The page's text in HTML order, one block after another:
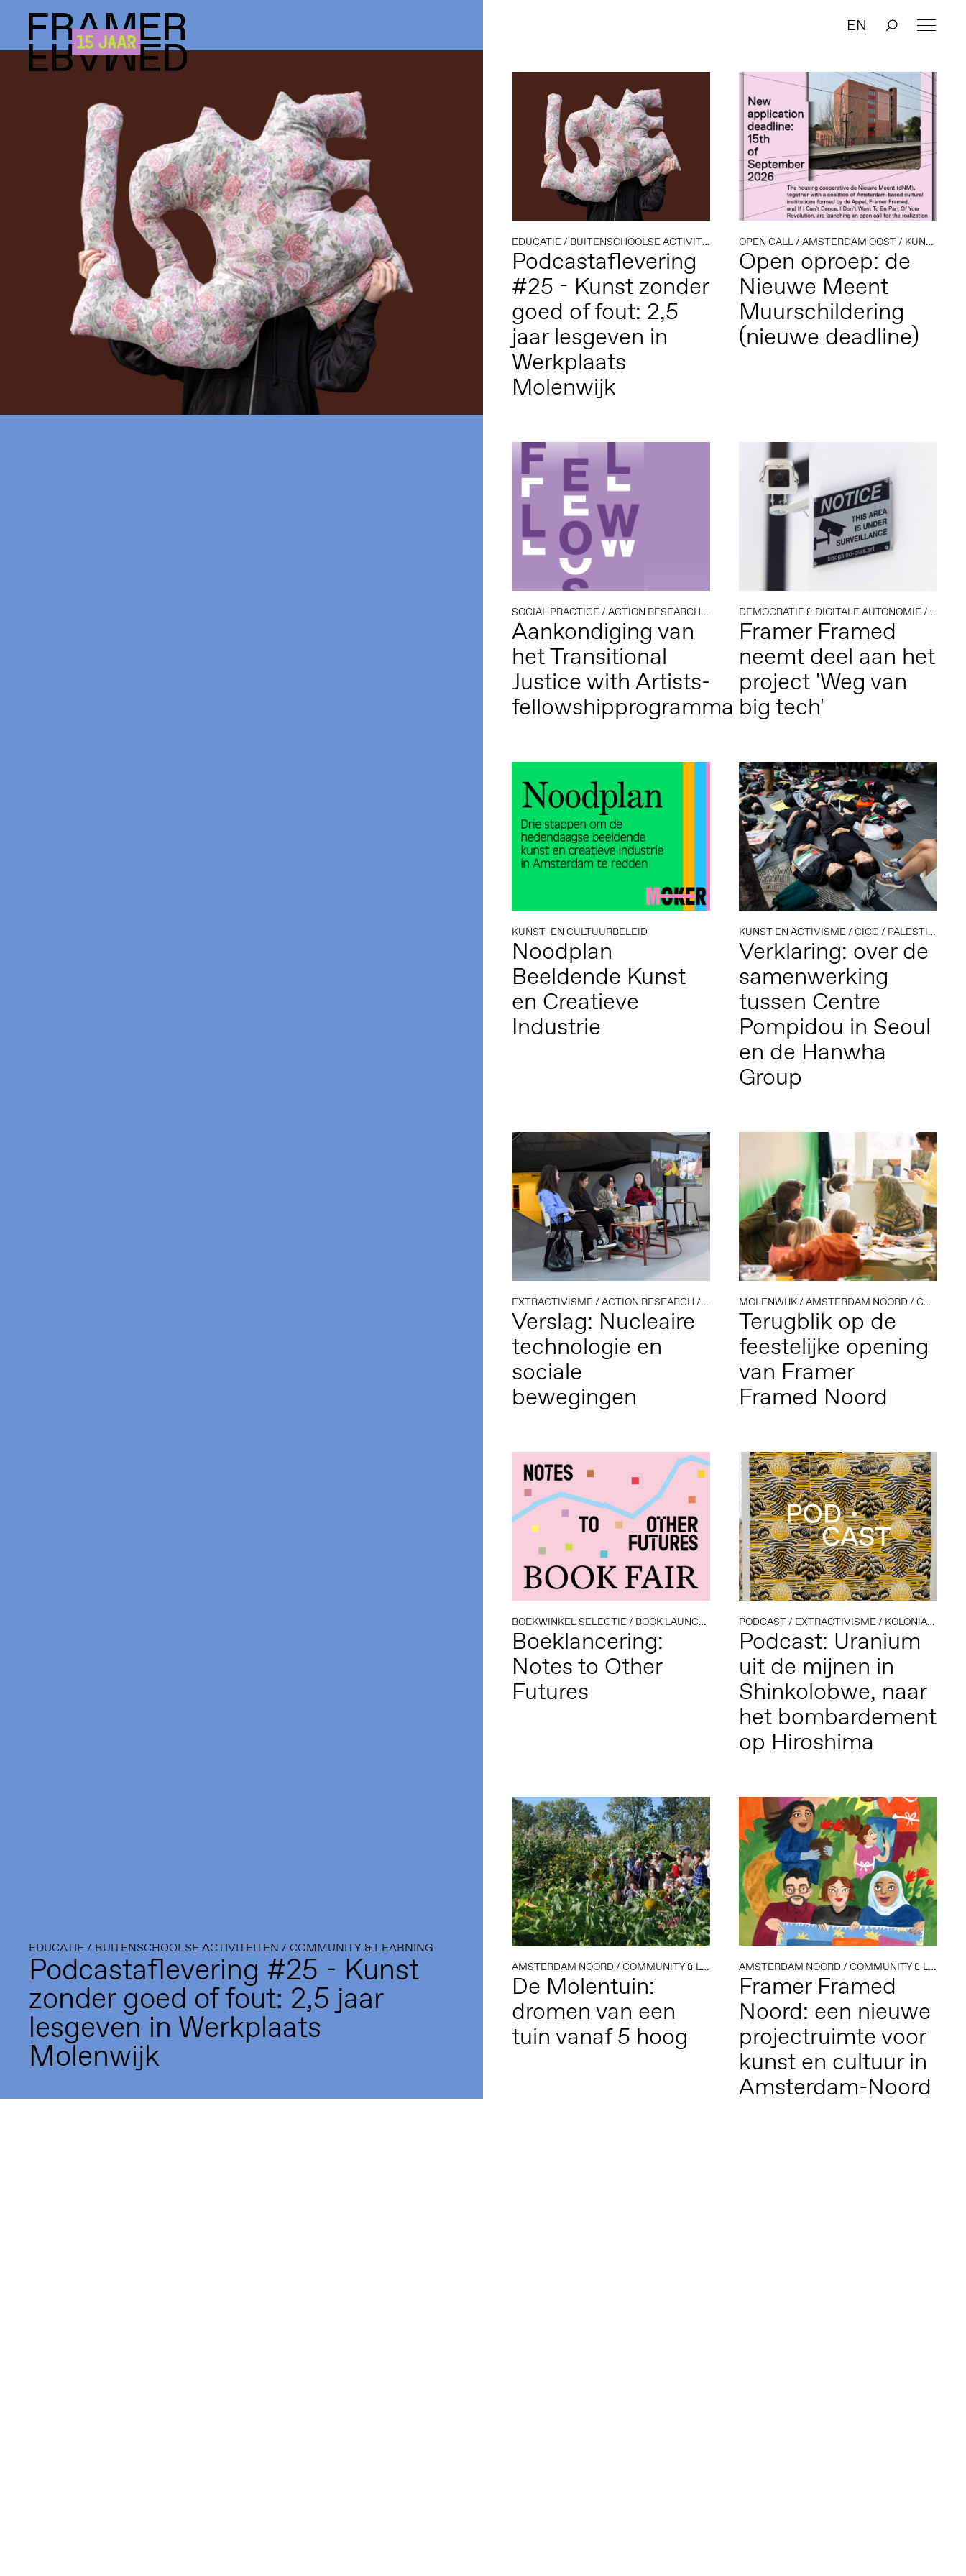
EN
EDUCATIE/ BUITENSCHOOLSE ACTIVITEITEN / COMMUNITY & LEARNING
Podcastaflevering #25 - Kunst
zonder goed of fout: 2,5 jaar
lesgeven in Werkplaats
Molenwijk
EDUCATIE/ BUITENSCHOOLSE ACTIVITEITEN /COMMUNITY & LEARNING
Podcastaflevering
#25 - Kunst zonder
goed of fout: 2,5
jaar lesgeven in
Werkplaats
Molenwijk
OPEN CALL/ AMSTERDAM OOST/ KUNST IN DE OPENBARE RUIMTE
Open oproep: de
Nieuwe Meent
Muurschildering
(nieuwe deadline)
SOCIAL PRACTICE/ ACTION RESEARCH/ OPEN CALL/POLITIEK KLIMAAT/RESIDENTIES
Aankondiging van
het Transitional
Justice with Artists-
fellowshipprogramma
DEMOCRATIE & DIGITALE AUTONOMIE/
Framer Framed
neemt deel aan het
project 'Weg van
big tech'
KUNST- EN CULTUURBELEID
Noodplan
Beeldende Kunst
en Creatieve
Industrie
KUNST EN ACTIVISME/ CICC / PALESTINA
Verklaring: over de
samenwerking
tussen Centre
Pompidou in Seoul
en de Hanwha
Group
EXTRACTIVISME/ ACTION RESEARCH / ECOLOGIE/KUNST EN ACTIVISME/PERFORMANCE
Verslag: Nucleaire
technologie en
sociale
bewegingen
MOLENWIJK/ AMSTERDAM NOORD / COLLECTIEVEN
Terugblik op de
feestelijke opening
van Framer
Framed Noord
BOEKWINKEL SELECTIE/ BOOK LAUNCH INSTITUTIONELE KRITIEK/OPEN CALL/
Boeklancering:
Notes to Other
Futures
PODCAST/ EXTRACTIVISME/ KOLONIALE GESCHIEDENIS
Podcast: Uranium
uit de mijnen in
Shinkolobwe, naar
het bombardement
op Hiroshima
AMSTERDAM NOORD / COMMUNITY & LEARNING /MOLENWIJK
De Molentuin:
dromen van een
tuin vanaf 5 hoog
AMSTERDAM NOORD / COMMUNITY & LEARNING
Framer Framed
Noord: een nieuwe
projectruimte voor
kunst en cultuur in
Amsterdam-Noord
1093 KS Amsterdam
---
Framer Framed Noord
Zuideinde 369
1035 PE Amsterdam
Altijd op de hoogte via social media